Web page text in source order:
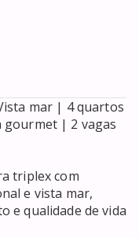
mar | 4 quartos
gourmet | 2 vagas
triplex com
e vista mar,
e qualidade de vida